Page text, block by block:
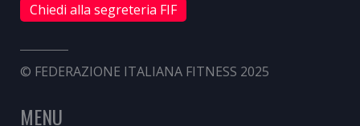
Chiedi alla segreteria FIF
© FEDERAZIONE ITALIANA FITNESS 2025
MENU